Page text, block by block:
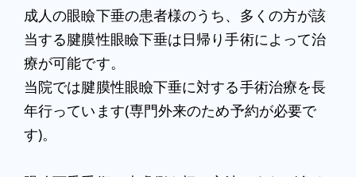
成人の眼瞼下垂の患者様のうち、多くの方が該
当する腱膜性眼瞼下垂は日帰り手術によって治
療が可能です。
当院では腱膜性眼瞼下垂に対する手術治療を長
年行っています(専門外来のため予約が必要で
す)。